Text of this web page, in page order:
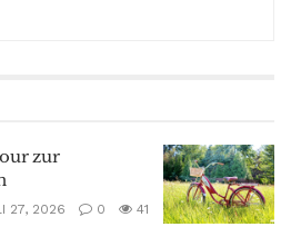
zur
27, 2026 0 41